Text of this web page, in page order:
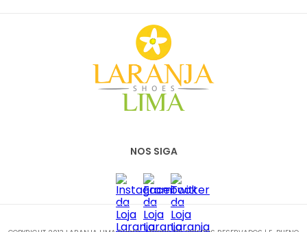
NOS SIGA